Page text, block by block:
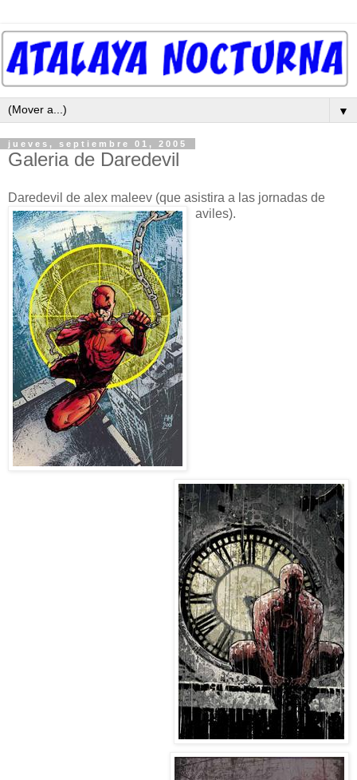
▼
jueves, septiembre 01, 2005
Galeria de Daredevil
Daredevil de alex maleev (que asistira a las jornadas de
aviles).